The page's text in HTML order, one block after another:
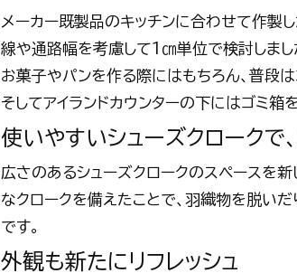
メーカー既製品のキッチンに合わせて作製
線や通路幅を考慮して1㎝単位で検討しまし
お菓子やパンを作る際にはもちろん、普段は
そしてアイランドカウンターの下にはゴミ箱
使いやすいシューズクロークで
広さのあるシューズクロークのスペースを
なクロークを備えたことで、羽織物を脱い
です。
外観も新たにリフレッシュ